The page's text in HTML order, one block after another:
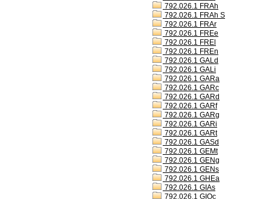
792.026.1 FRAh
792.026.1 FRAh S
792.026.1 FRAr
792.026.1 FREe
792.026.1 FREl
792.026.1 FREn
792.026.1 GALd
792.026.1 GALi
792.026.1 GARa
792.026.1 GARc
792.026.1 GARd
792.026.1 GARf
792.026.1 GARg
792.026.1 GARi
792.026.1 GARt
792.026.1 GASd
792.026.1 GEMt
792.026.1 GENg
792.026.1 GENs
792.026.1 GHEa
792.026.1 GIAs
792.026.1 GIOc